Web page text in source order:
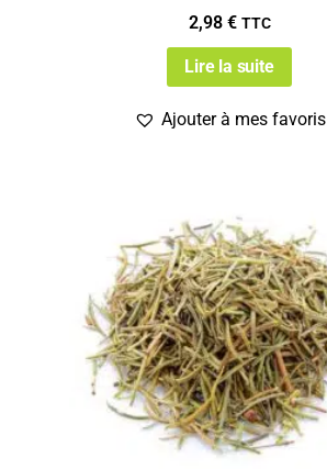
2,98 € TTC
Lire la suite
Ajouter à mes favoris